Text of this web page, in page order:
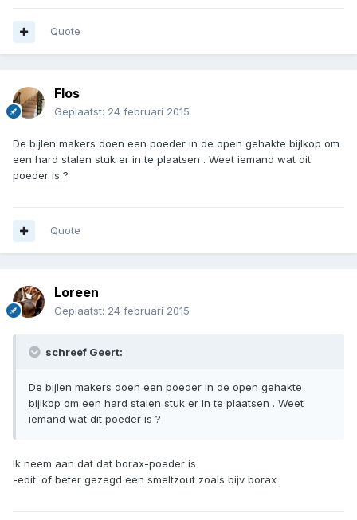
Quote
Flos
Geplaatst: 24 februari 2015
De bijlen makers doen een poeder in de open gehakte bijlkop om
een hard stalen stuk er in te plaatsen . Weet iemand wat dit
poeder is ?
Quote
Loreen
Geplaatst: 24 februari 2015
schreef Geert:
De bijlen makers doen een poeder in de open gehakte
bijlkop om een hard stalen stuk er in te plaatsen . Weet
iemand wat dit poeder is ?
Ik neem aan dat dat borax-poeder is
-edit: of beter gezegd een smeltzout zoals bijv borax